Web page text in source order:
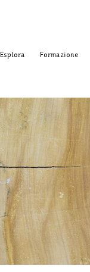
Esplora Formazione